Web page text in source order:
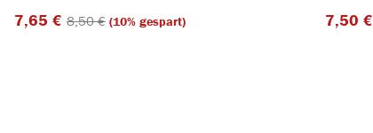
7,65 €​ 8,50 €​ (10% gespart)
7,50 €​